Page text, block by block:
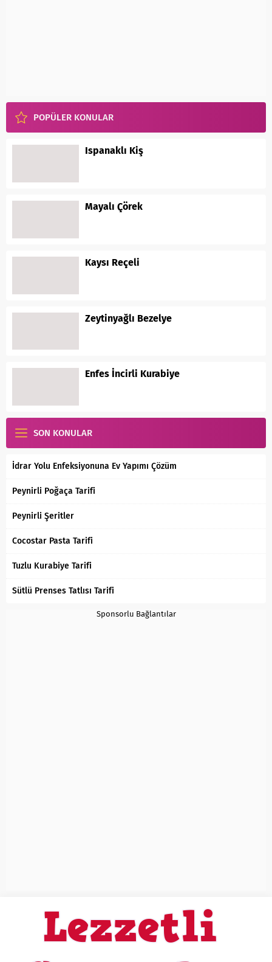
POPÜLER KONULAR
Ispanaklı Kiş
Mayalı Çörek
Kaysı Reçeli
Zeytinyağlı Bezelye
Enfes İncirli Kurabiye
SON KONULAR
İdrar Yolu Enfeksiyonuna Ev Yapımı Çözüm
Peynirli Poğaça Tarifi
Peynirli Şeritler
Cocostar Pasta Tarifi
Tuzlu Kurabiye Tarifi
Sütlü Prenses Tatlısı Tarifi
Sponsorlu Bağlantılar